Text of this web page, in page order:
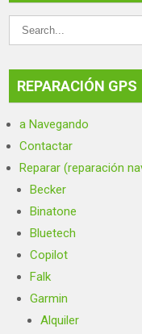
REPARACIÓN GPS
a Navegando
Contactar
Reparar (reparación
Becker
Binatone
Bluetech
Copilot
Falk
Garmin
Alquiler